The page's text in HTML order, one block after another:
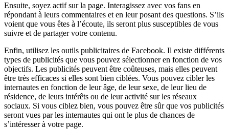
Ensuite, soyez actif sur la page. Interagissez avec vos fans en
répondant à leurs commentaires et en leur posant des questions. S’ils
voient que vous êtes à l’écoute, ils seront plus susceptibles de vous
suivre et de partager votre contenu.
Enfin, utilisez les outils publicitaires de Facebook. Il existe différents
types de publicités que vous pouvez sélectionner en fonction de vos
objectifs. Les publicités peuvent être coûteuses, mais elles peuvent
être très efficaces si elles sont bien ciblées. Vous pouvez cibler les
internautes en fonction de leur âge, de leur sexe, de leur lieu de
résidence, de leurs intérêts ou de leur activité sur les réseaux
sociaux. Si vous ciblez bien, vous pouvez être sûr que vos publicités
seront vues par les internautes qui ont le plus de chances de
s’intéresser à votre page.